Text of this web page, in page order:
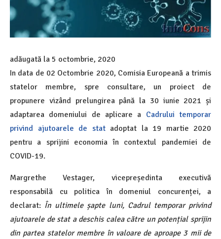
adăugată la 5 octombrie, 2020
In data de 02 Octombrie 2020, Comisia Europeană a trimis
statelor membre, spre consultare, un proiect de
propunere vizând prelungirea până la 30 iunie 2021 și
adaptarea domeniului de aplicare a Cadrului temporar
privind ajutoarele de statadoptat la 19 martie 2020
pentru a sprijini economia în contextul pandemiei de
COVID-19.
Margrethe Vestager, vicepreședinta executivă
responsabilă cu politica în domeniul concurenței, a
declarat: În ultimele șapte luni, Cadrul temporar privind
ajutoarele de stat a deschis calea către un potențial sprijin
din partea statelor membre în valoare de aproape 3 mii de